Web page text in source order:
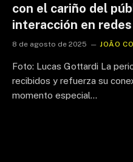
con el cariño del
interacción en
8 de agosto de 2025 JOÃO
Foto: Lucas Gottardi La
recibidos y refuerza su
momento especial…